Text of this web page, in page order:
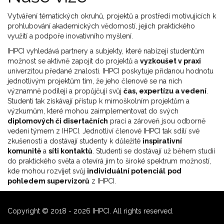
Vytváření tématických okruhů, projektů a prostředí motivujících k
prohlubování akademických vědomostí, jejich praktického
využití a podpoře inovativního myšlení.
IHPCI vyhledává partnery a subjekty, které nabízejí studentům
možnost se aktivně zapojit do projektů a vyzkoušet v praxi
univerzitou předané znalosti. IHPCI poskytuje přidanou hodnotu
jednotlivým projektům tím, že jeho členové se na nich
významně podílejí a propůjčují svůj čas, expertízu a vedení
Studenti tak získávají přístup k mimoškolním projektům a
výzkumům, které mohou zaimplementovat do svých
diplomových či disertačních prací a zároveň jsou odborně
vedeni týmem z IHPCI. Jednotliví členové IHPCI tak sdílí své
zkušenosti a dostávají studenty k důležité inspirativní
komunitě a síti kontaktů . Studenti se dostávají už během studií
do praktického světa a otevírá jim to široké spektrum možností,
kde mohou rozvíjet svůj individuální potenciál pod
pohledem supervizorů z IHPCI.
Copyright © 2018 - 2026 IHPCI. All rights reserved.